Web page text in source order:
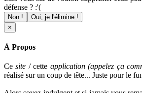
défense ? :'(
Non !
Oui, je l'élimine !
×
À Propos
Cesite / cette application (appelez ça
réalisé sur un coup de tête... Juste pour le